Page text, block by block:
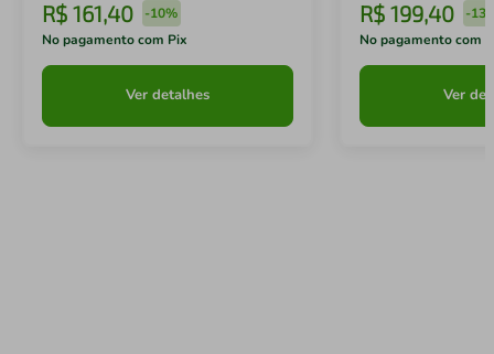
R$ 161,40 -10%
No pagamento com Pix
Ver detalhes
R$ 199,40 -
No pagamento com
Ver